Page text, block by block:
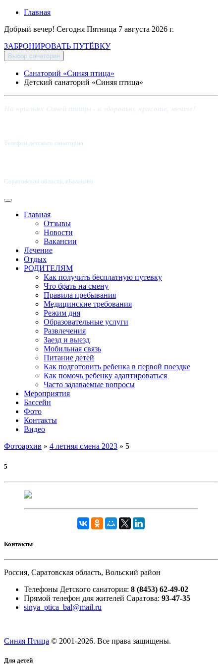
Главная
Добрый вечер! Сегодня Пятница 7 августа 2026 г.
ЗАБРОНИРОВАТЬ ПУТЁВКУ
Выбор санатория
Санаторий «Синяя птица»
Детский санаторий «Синяя птица»
Телефон детского санатория:
Саратовская область, г.Балаково
Главная
Отзывы
Новости
Вакансии
Лечение
Отдых
РОДИТЕЛЯМ
Как получить бесплатную путевку
Что брать на смену
Правила пребывания
Медицинские требования
Режим дня
Образовательные услуги
Развлечения
Заезд и выезд
Мобильная связь
Питание детей
Как подготовить ребенка в первой поездке
Как помочь ребенку адаптироваться
Часто задаваемые вопросы
Мероприятия
Бассейн
Фото
Контакты
Видео
Фотоархив » 4 летняя смена 2023 » 5
5
Контакты
Россия, Саратовская область, Вольский район
Телефоны Детского санатория: 8 (8453) 62-49-02
Прямой телефон для жителей Саратова: 93-47-35
sinya_ptica_bal@mail.ru
Синяя Птица © 2001-2026. Все права защищены.
Для детей